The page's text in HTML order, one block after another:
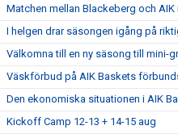
Matchen mellan Blackeberg och AIK
I helgen drar säsongen igång på
Välkomna till en ny säsong till mini-
Väskförbud på AIK Baskets
Den ekonomiska situationen i AIK
Kickoff Camp 12-13 + 14-15 aug